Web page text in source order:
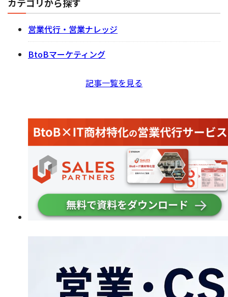
営業代行・営業ナレッジ
BtoBマーケティング
記事一覧を見る